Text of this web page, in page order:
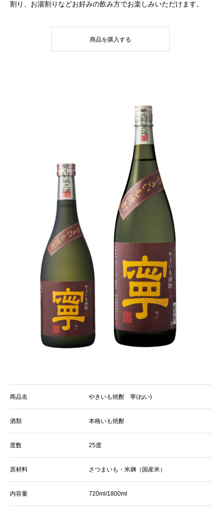
割り、お湯割りなどお好みの飲み方でお楽しみいただけます。
商品を購入する
商品名 やきいも焼酎 寧(ねい)
酒類 本格いも焼酎
度数 25度
原材料 さつまいも・米麹（国産米）
内容量 720ml/1800ml